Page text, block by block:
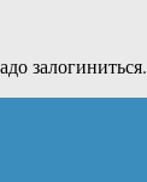
залогиниться.